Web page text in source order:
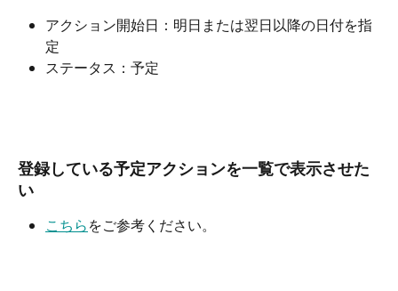
アクション開始日：明日または翌日以降の日付を指
定
ステータス：予定​
登録している予定アクションを一覧で表示させた
い
こちらをご参考ください。